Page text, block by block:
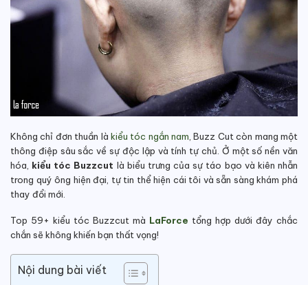
Không chỉ đơn thuần là kiểu tóc ngắn nam , Buzz Cut còn mang một
thông điệp sâu sắc về sự độc lập và tính tự chủ. Ở một số nền văn
hóa, kiểu tóc Buzzcut là biểu trưng của sự táo bạo và kiên nhẫn
trong quý ông hiện đại, tự tin thể hiện cái tôi và sẵn sàng khám phá
thay đổi mới.
Top 59+ kiểu tóc Buzzcut mà LaForce tổng hợp dưới đây chắc
chắn sẽ không khiến bạn thất vọng!
Nội dung bài viết